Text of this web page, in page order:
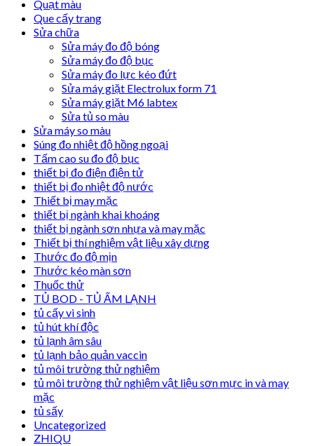
Quạt màu
Que cấy trang
Sửa chữa
Sửa máy đo độ bóng
Sửa máy đo độ bục
Sửa máy đo lực kéo đứt
Sửa máy giặt Electrolux form 71
Sửa máy giặt M6 labtex
Sửa tủ so màu
Sửa máy so màu
Súng đo nhiệt độ hồng ngoại
Tấm cao su đo độ bục
thiết bị đo điện điện tử
thiết bị đo nhiệt độ nước
Thiết bị may mặc
thiết bị ngành khai khoáng
thiết bị ngành sơn nhựa và may mặc
Thiết bị thí nghiệm vật liệu xây dựng
Thước đo độ mịn
Thước kéo màn sơn
Thuốc thử
TỦ BOD - TỦ ẤM LẠNH
tủ cấy vi sinh
tủ hút khí độc
tủ lạnh âm sâu
tủ lạnh bảo quản vaccin
tủ môi trường thử nghiệm
tủ môi trường thử nghiệm vật liệu sơn mực in và may
mặc
tủ sấy
Uncategorized
ZHIQU